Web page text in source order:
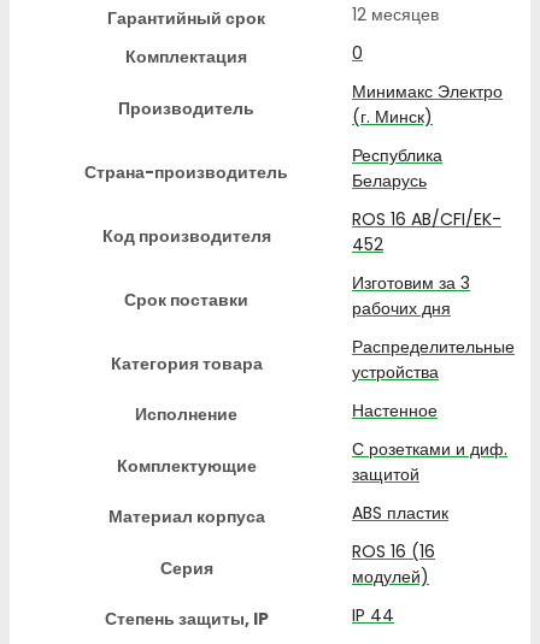
Гарантийный срок
12 месяцев
Комплектация
0
Производитель
Минимакс Электро
(г. Минск)
Страна-производитель
Республика
Беларусь
Код производителя
ROS 16 AB/CFI/EK-
452
Срок поставки
Изготовим за 3
рабочих дня
Категория товара
Распределительные
устройства
Исполнение
Настенное
Комплектующие
С розетками и диф.
защитой
Материал корпуса
ABS пластик
Серия
ROS 16 (16
модулей)
Степень защиты, IP
IP 44